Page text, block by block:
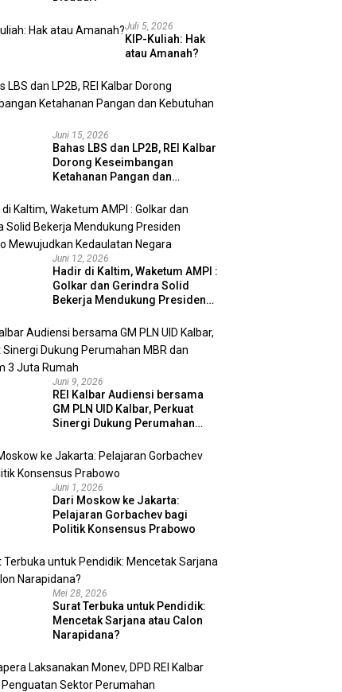
Juli 5, 2026
KIP-Kuliah: Hak
atau Amanah?
Juni 15, 2026
Bahas LBS dan LP2B, REI Kalbar
Dorong Keseimbangan
Ketahanan Pangan dan
Juni 12, 2026
Hadir di Kaltim, Waketum AMPI :
Golkar dan Gerindra Solid
Bekerja Mendukung Presiden
Kedaulatan Negara
Juni 9, 2026
REI Kalbar Audiensi bersama
GM PLN UID Kalbar, Perkuat
Sinergi Dukung Perumahan
Rumah
Juni 1, 2026
Dari Moskow ke Jakarta:
Pelajaran Gorbachev bagi
Politik Konsensus Prabowo
Mei 28, 2026
Surat Terbuka untuk Pendidik:
Mencetak Sarjana atau Calon
Narapidana?